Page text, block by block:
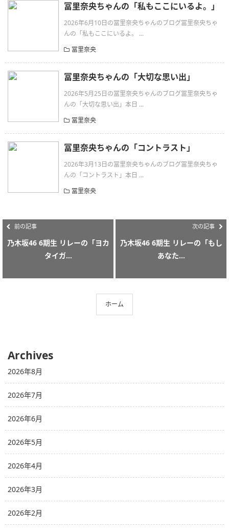
冨里奈央ちゃんの「私もここにいるよ。」
2026年6月10日の冨里奈央ちゃんのブログ冨里奈央ちゃ
んの「私もここにいるよ。 ...
冨里奈央
冨里奈央ちゃんの「大切な思い出」
2026年5月25日の冨里奈央ちゃんのブログ冨里奈央ちゃ
んの「大切な思い出」本日 ...
冨里奈央
冨里奈央ちゃんの「コントラスト」
2026年3月13日の冨里奈央ちゃんのブログ冨里奈央ちゃ
んの「コントラスト」本日 ...
冨里奈央
前の記事
乃木坂46 6期生 リレーの「ヨカ
タイガ...
次の記事
乃木坂46 6期生 リレーの「もし
あなた...
ホーム
Archives
2026年8月
2026年7月
2026年6月
2026年5月
2026年4月
2026年3月
2026年2月